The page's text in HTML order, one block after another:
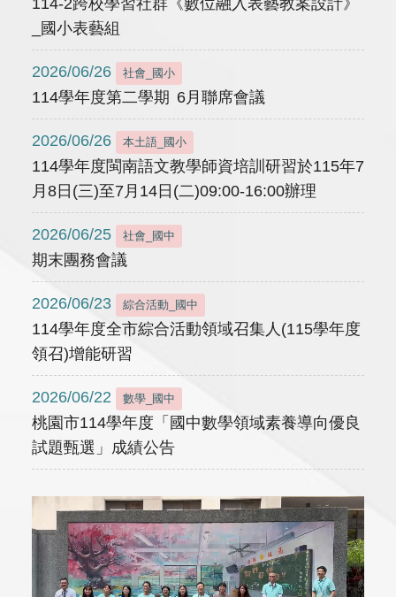
114-2跨校學習社群《數位融入表藝教案設計》
_國小表藝組
2026/06/26 社會_國小
114學年度第二學期 6月聯席會議
2026/06/26 本土語_國小
114學年度閩南語文教學師資培訓研習於115年7
月8日(三)至7月14日(二)09:00-16:00辦理
2026/06/25 社會_國中
期末團務會議
2026/06/23 綜合活動_國中
114學年度全市綜合活動領域召集人(115學年度
領召)增能研習
2026/06/22 數學_國中
桃園市114學年度「國中數學領域素養導向優良
試題甄選」成績公告